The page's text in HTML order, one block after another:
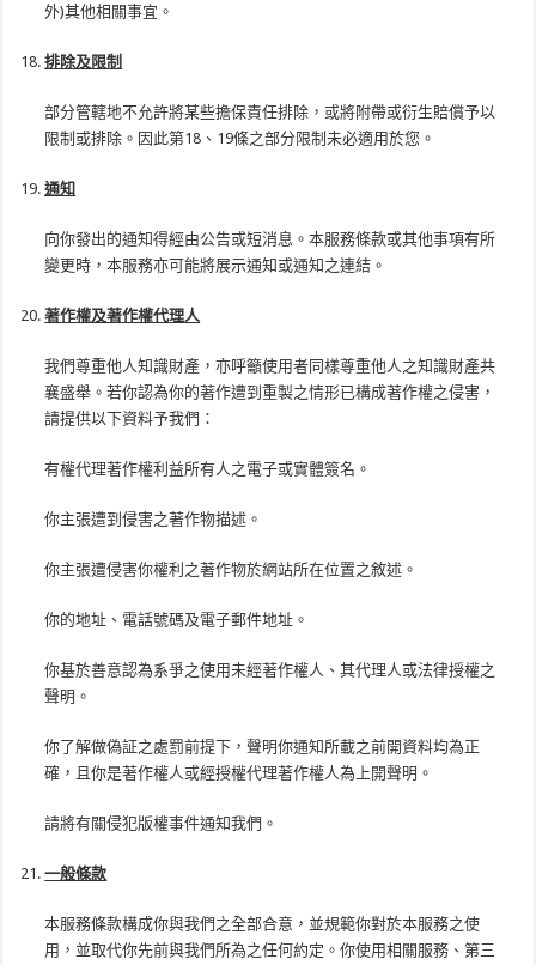
外)其他相關事宜。
排除及限制
部分管轄地不允許將某些擔保責任排除，或將附帶或衍生賠償予以
限制或排除。因此第18、19條之部分限制未必適用於您。
通知
向你發出的通知得經由公告或短消息。本服務條款或其他事項有所
變更時，本服務亦可能將展示通知或通知之連結。
著作權及著作權代理人
我們尊重他人知識財產，亦呼籲使用者同樣尊重他人之知識財產共
襄盛舉。若你認為你的著作遭到重製之情形已構成著作權之侵害，
請提供以下資料予我們：
有權代理著作權利益所有人之電子或實體簽名。
你主張遭到侵害之著作物描述。
你主張遭侵害你權利之著作物於網站所在位置之敘述。
你的地址、電話號碼及電子郵件地址。
你基於善意認為系爭之使用未經著作權人、其代理人或法律授權之
聲明。
你了解做偽証之處罰前提下，聲明你通知所載之前開資料均為正
確，且你是著作權人或經授權代理著作權人為上開聲明。
請將有關侵犯版權事件通知我們。
一般條款
本服務條款構成你與我們之全部合意，並規範你對於本服務之使
用，並取代你先前與我們所為之任何約定。你使用相關服務、第三